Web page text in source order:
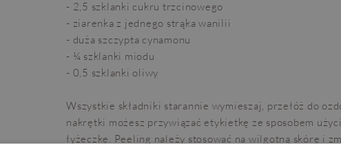
- 2,5 szklanki cukru trzcinowego
- ziarenka z jednego strąka wanilii
- duża szczypta cynamonu
- ¼ szklanki miodu
- 0,5 szklanki oliwy
Wszystkie składniki starannie wymieszaj, przełóż do
nakrętki możesz przywiązać etykietkę ze sposobem
łyżeczkę. Peeling należy stosować na wilgotną skórę i